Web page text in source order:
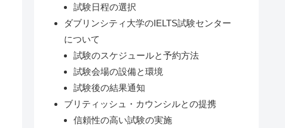
試験日程の選択
ダブリンシティ大学のIELTS試験センター
について
試験のスケジュールと予約方法
試験会場の設備と環境
試験後の結果通知
ブリティッシュ・カウンシルとの提携
信頼性の高い試験の実施